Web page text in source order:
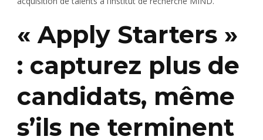
« Apply Starters »
: capturez plus de
candidats, même
s’ils ne terminent